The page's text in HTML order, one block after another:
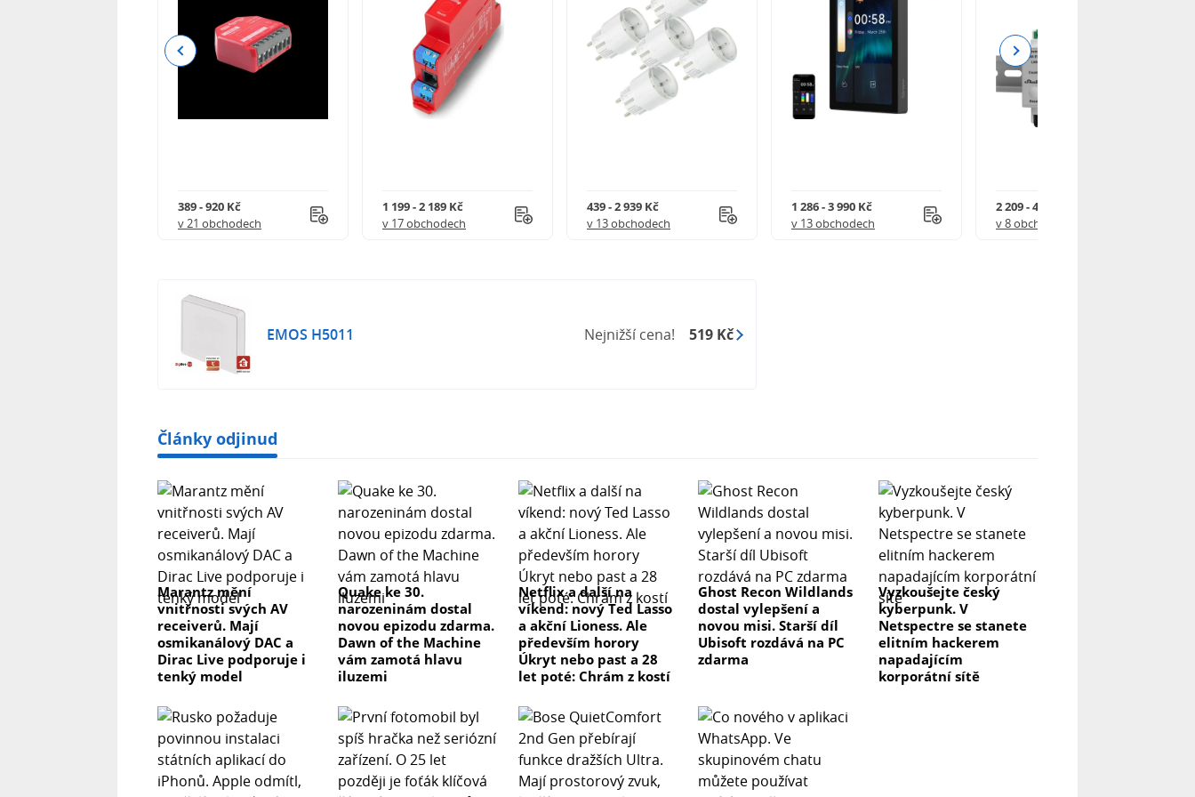
389 - 920 Kč
v 21 obchodech
1 199 - 2 189 Kč
v 17 obchodech
439 - 2 939 Kč
v 13 obchodech
1 286 - 3 990 Kč
v 13 obchodech
2 209 - 4 352 Kč
v 8 obchodech
Previous Next
EMOS H5011 Nejnižší cena! 519 Kč
Články odjinud
Marantz mění
vnitřnosti svých AV
receiverů. Mají
osmikanálový DAC a
Dirac Live podporuje i
tenký model
Quake ke 30.
narozeninám dostal
novou epizodu zdarma.
Dawn of the Machine
vám zamotá hlavu
iluzemi
Netflix a další na
víkend: nový Ted Lasso
a akční Lioness. Ale
především horory
Úkryt nebo past a 28
let poté: Chrám z kostí
Ghost Recon Wildlands
dostal vylepšení a
novou misi. Starší díl
Ubisoft rozdává na PC
zdarma
Vyzkoušejte český
kyberpunk. V
Netspectre se stanete
elitním hackerem
napadajícím
korporátní sítě